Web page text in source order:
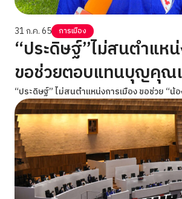
31 ก.ค. 65 การเมือง
“ประดิษฐ์”ไม่สนตำแห
ขอช่วยตอบแทนบุญคุณ
“ประดิษฐ์” ไม่สนตำแหน่งการเมือง ขอช่วย “น้